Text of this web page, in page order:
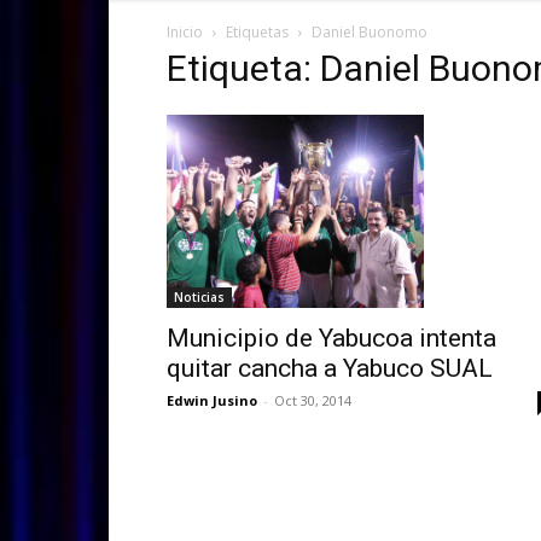
Inicio Etiquetas Daniel Buonomo
Etiqueta: Daniel
Noticias
Municipio de Yabucoa intenta
quitar cancha a Yabuco SUAL
Edwin Jusino - Oct 30, 2014